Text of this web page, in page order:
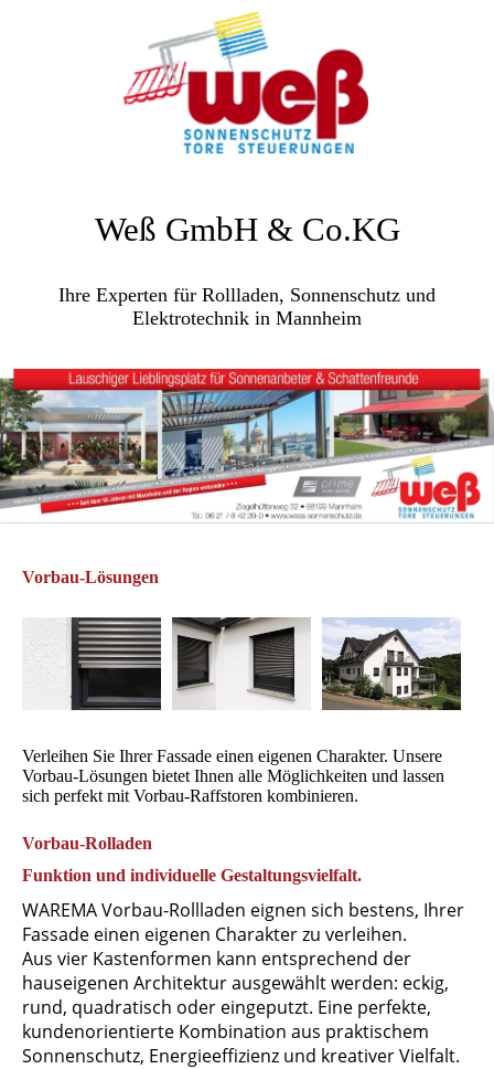
Weß GmbH & Co.KG
Ihre Experten für Rollladen, Sonnenschutz und
Elektrotechnik in Mannheim
Vorbau-Lösungen
Verleihen Sie Ihrer Fassade einen eigenen Charakter. Unsere
Vorbau-Lösungen bietet Ihnen alle Möglichkeiten und lassen
sich perfekt mit Vorbau-Raffstoren kombinieren.
Vorbau-Rolladen
Funktion und individuelle Gestaltungsvielfalt.
WAREMA Vorbau-Rollladen eignen sich bestens, Ihrer
Fassade einen eigenen Charakter zu verleihen.
Aus vier Kastenformen kann entsprechend der
hauseigenen Architektur ausgewählt werden: eckig,
rund, quadratisch oder eingeputzt. Eine perfekte,
kundenorientierte Kombination aus praktischem
Sonnenschutz, Energieeffizienz und kreativer Vielfalt.